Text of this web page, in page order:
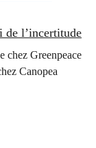
de l’incertitude
chez Greenpeace
Canopea